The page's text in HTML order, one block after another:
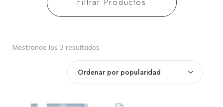
Mostrando los 3 resultados
por
popularidad